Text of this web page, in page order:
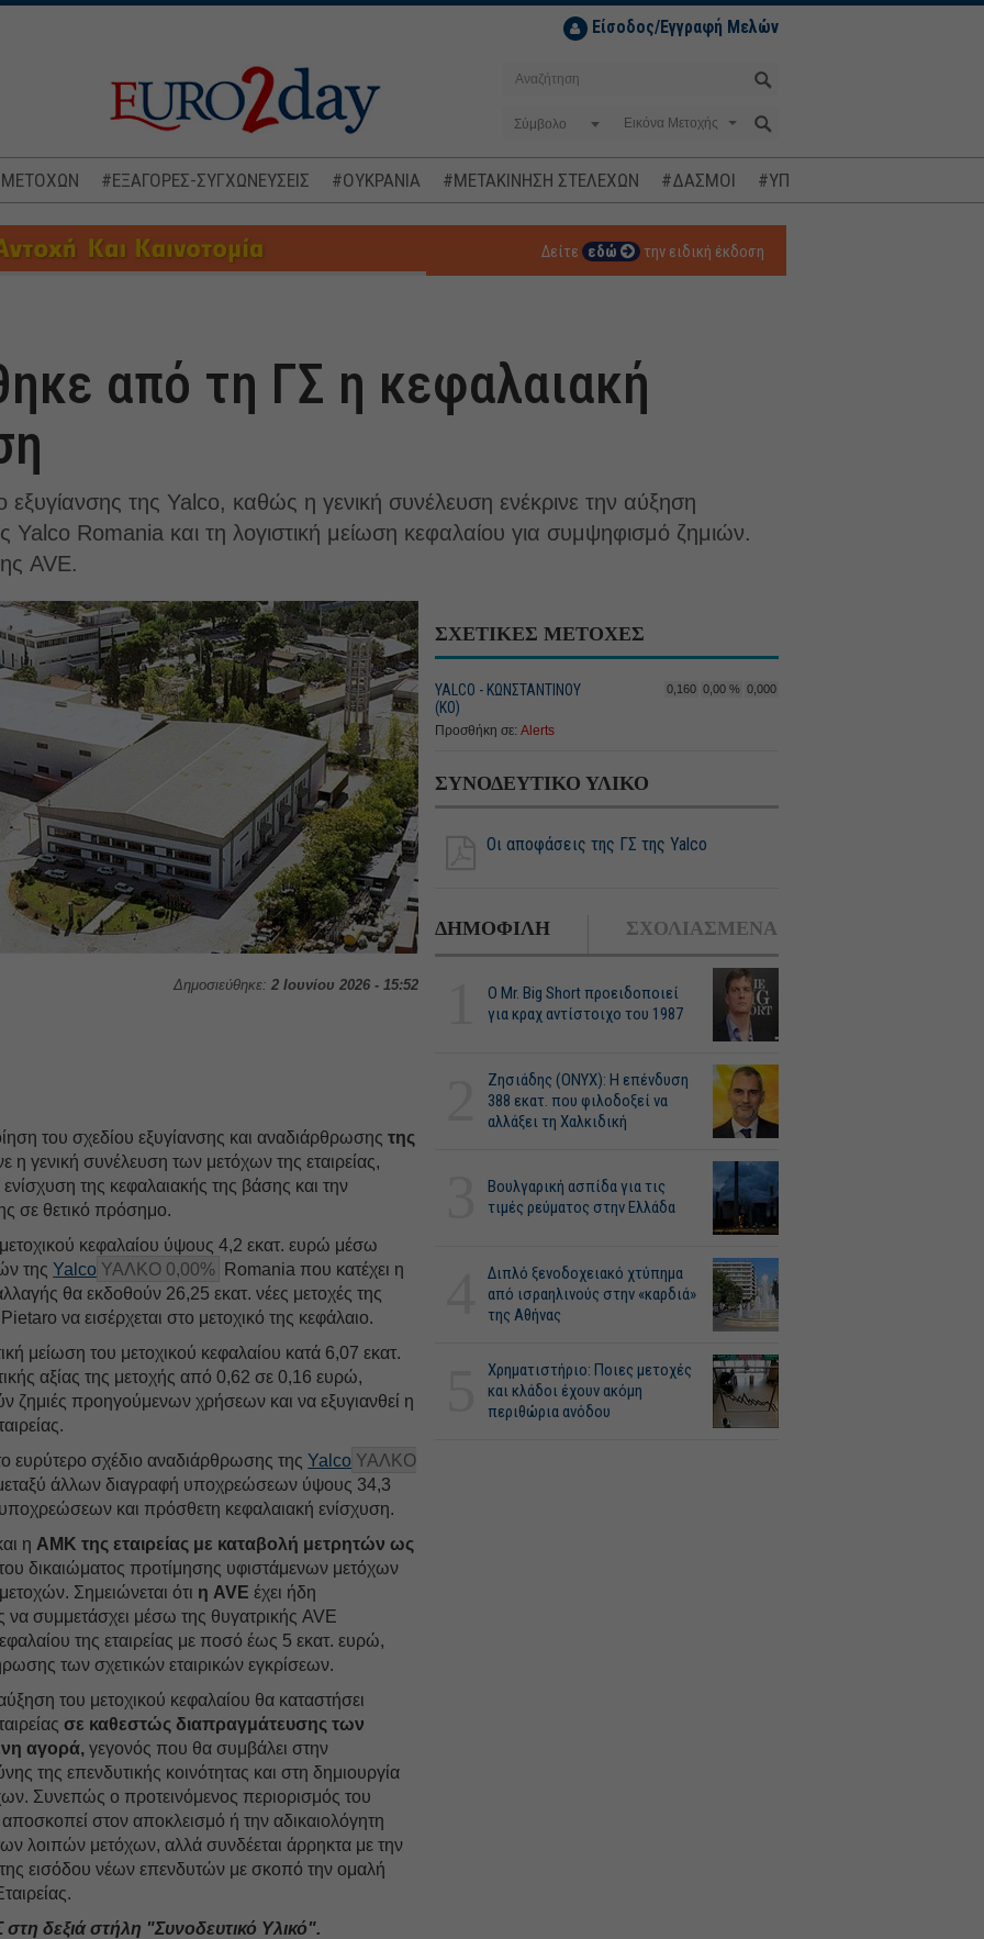
Είσοδος/Εγγραφή Μελών
Σύμβολο
ΜΕΤΟΧΩΝ #ΕΞΑΓΟΡΕΣ-ΣΥΓΧΩΝΕΥΣΕΙΣ #ΟΥΚΡΑΝΙΑ #ΜΕΤΑΚΙΝΗΣΗ ΣΤΕΛΕΧΩΝ #ΔΑΣΜΟΙ #ΥΠΟΚΛΟΠΕΣ
Δείτε εδώ την ειδική έκδοση
από τη ΓΣ η κεφαλαιακή
εξυγίανσης της Yalco, καθώς η γενική συνέλευση ενέκρινε την αύξηση
Yalco Romania και τη λογιστική μείωση κεφαλαίου για συμψηφισμό ζημιών.
AVE.
Δημοσιεύθηκε: 2 Ιουνίου 2026 - 15:52
του σχεδίου εξυγίανσης και αναδιάρθρωσηςτης
η γενική συνέλευση των μετόχων της εταιρείας,
της κεφαλαιακής της βάσης και την
σε θετικό πρόσημο.
κεφαλαίου ύψους 4,2 εκατ. ευρώ μέσω
τηςYalco ΥΑΛΚΟ 0,00%
Romania που κατέχει η
θα εκδοθούν 26,25 εκατ. νέες μετοχές της
να εισέρχεται στο μετοχικό της κεφάλαιο.
μείωση του μετοχικού κεφαλαίου κατά 6,07 εκατ.
αξίας της μετοχής από 0,62 σε 0,16 ευρώ,
ζημιές προηγούμενων χρήσεων και να εξυγιανθεί η
ευρύτερο σχέδιο αναδιάρθρωσης τηςYalco ΥΑΛΚΟ
άλλων διαγραφή υποχρεώσεων ύψους 34,3
και πρόσθετη κεφαλαιακή ενίσχυση.
η ΑΜΚ της εταιρείας με καταβολή μετρητών ως
δικαιώματος προτίμησης υφιστάμενων μετόχων
Σημειώνεται ότι η AVE έχει ήδη
να συμμετάσχει μέσω της θυγατρικής AVE
της εταιρείας με ποσό έως 5 εκατ. ευρώ,
των σχετικών εταιρικών εγκρίσεων.
του μετοχικού κεφαλαίου θα καταστήσει
σε καθεστώς διαπραγμάτευσης των
αγορά, γεγονός που θα συμβάλει στην
της επενδυτικής κοινότητας και στη δημιουργία
Συνεπώς ο προτεινόμενος περιορισμός του
στον αποκλεισμό ή την αδικαιολόγητη
λοιπών μετόχων, αλλά συνδέεται άρρηκτα με την
της εισόδου νέων επενδυτών με σκοπό την ομαλή
στη δεξιά στήλη "Συνοδευτικό Υλικό".
ΣΧΕΤΙΚΕΣ ΜΕΤΟΧΕΣ
YALCO - ΚΩΝΣΤΑΝΤΙΝΟΥ
(ΚΟ)
0,160 0,00 % 0,000
Προσθήκη σε: Alerts
ΣΥΝΟΔΕΥΤΙΚΟ ΥΛΙΚΟ
Οι αποφάσεις της ΓΣ της Yalco
ΔΗΜΟΦΙΛΗ ΣΧΟΛΙΑΣΜΕΝΑ
O Mr. Big Short προειδοποιεί
για κραχ αντίστοιχο του 1987
Ζησιάδης (ONYX): Η επένδυση
388 εκατ. που φιλοδοξεί να
αλλάξει τη Χαλκιδική
Βουλγαρική ασπίδα για τις
τιμές ρεύματος στην Ελλάδα
Διπλό ξενοδοχειακό χτύπημα
από ισραηλινούς στην «καρδιά»
της Αθήνας
Χρηματιστήριο: Ποιες μετοχές
και κλάδοι έχουν ακόμη
περιθώρια ανόδου